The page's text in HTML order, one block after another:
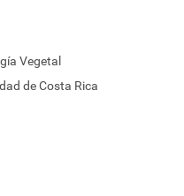
Vegetal
de Costa Rica